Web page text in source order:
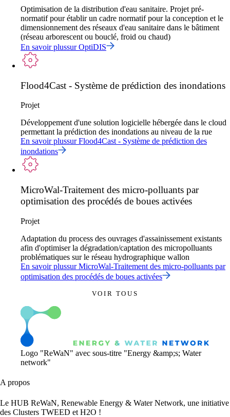
Optimisation de la distribution d'eau sanitaire. Projet pré-
normatif pour établir un cadre normatif pour la conception et le
dimensionnement des réseaux d'eau sanitaire dans le bâtiment
(réseau arborescent ou bouclé, froid ou chaud)
En savoir plussurOptiDIS
Flood4Cast - Système de prédiction des inondations
Projet
Développement d'une solution logicielle hébergée dans le cloud
permettant la prédiction des inondations au niveau de la rue
En savoir plussurFlood4Cast - Système de prédiction des
inondations
MicroWal-Traitement des micro-polluants par
optimisation des procédés de boues activées
Projet
Adaptation du process des ouvrages d'assainissement existants
afin d'optimiser la dégradation/captation des micropolluants
problématiques sur le réseau hydrographique wallon
En savoir plussurMicroWal-Traitement des micro-polluants par
optimisation des procédés de boues activées
VOIR TOUS
Logo "ReWaN" avec sous-titre "Energy &amp;s; Water
network"
A propos
Le HUB ReWaN, Renewable Energy & Water Network, une initiative
des Clusters TWEED et H2O !